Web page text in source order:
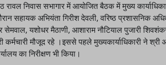
निवास सभागार में आयोजित बैठक में मुख्य
सहायक अभियंता गिरीश देवली, वरिष्ठ प्रशासनिक
सेमवाल, यशोधर मैठाणी, आशाराम नौटियाल पुजारी
मौजूद रहे ।इससे पहले मुख्यकार्याधिकारी ने श्री
का निरीक्षण भी किया।